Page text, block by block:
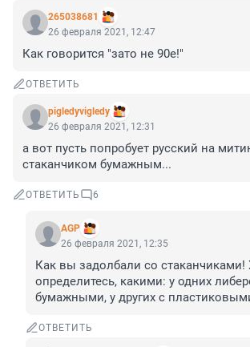
265038681
26 февраля 2021, 12:47
Как говорится "зато не 90е!"
ОТВЕТИТЬ
pigledyvigledy
26 февраля 2021, 12:31
а вот пусть попробует русский на
стаканчиком бумажным...
ОТВЕТИТЬ 6
AGP
26 февраля 2021, 12:35
Как вы задолбали со стаканчиками!
определитесь, какими: у одних
бумажными, у других с
ОТВЕТИТЬ